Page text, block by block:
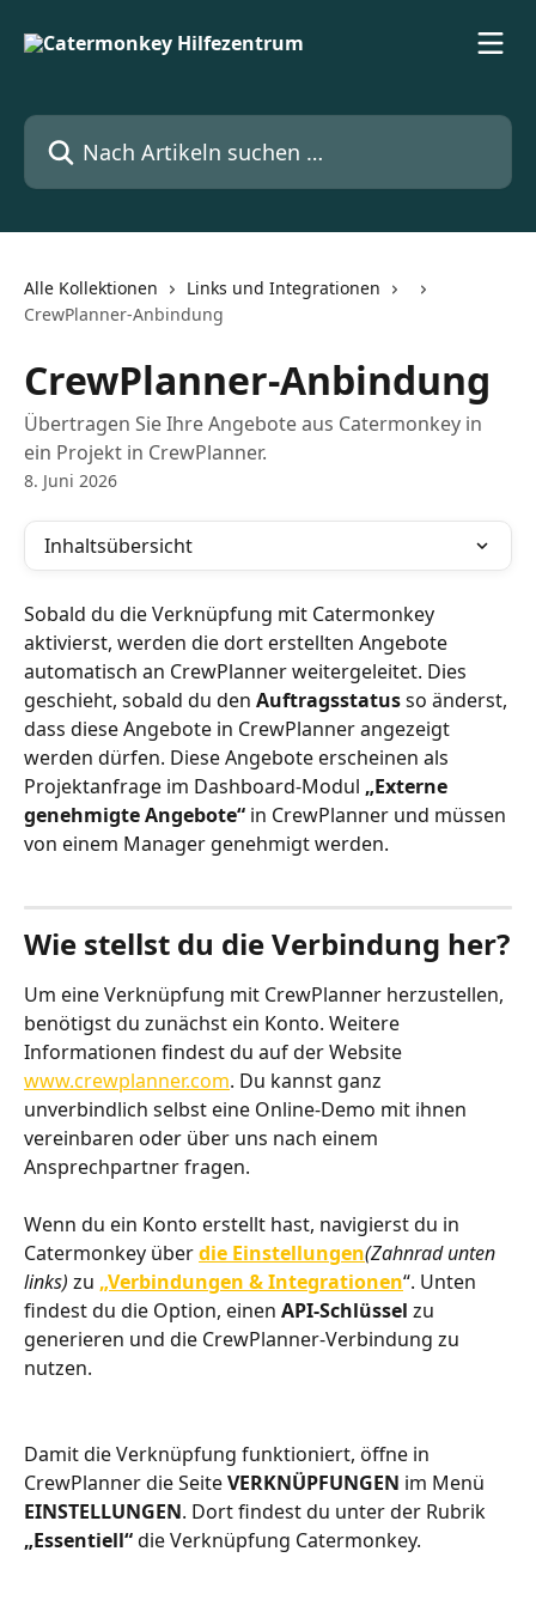
Nach Artikeln suchen …
Alle Kollektionen
Links und Integrationen
CrewPlanner-Anbindung
CrewPlanner-Anbindung
Übertragen Sie Ihre Angebote aus Catermonkey in
ein Projekt in CrewPlanner.
8. Juni 2026
Inhaltsübersicht
Sobald du die Verknüpfung mit Catermonkey
aktivierst, werden die dort erstellten Angebote
automatisch an CrewPlanner weitergeleitet. Dies
geschieht, sobald du den Auftragsstatus so änderst,
dass diese Angebote in CrewPlanner angezeigt
werden dürfen. Diese Angebote erscheinen als
Projektanfrage im Dashboard-Modul „Externe
genehmigte Angebote“ in CrewPlanner und müssen
von einem Manager genehmigt werden.
Wie stellst du die Verbindung her?
Um eine Verknüpfung mit CrewPlanner herzustellen,
benötigst du zunächst ein Konto. Weitere
Informationen findest du auf der Website
www.crewplanner.com. Du kannst ganz
unverbindlich selbst eine Online-Demo mit ihnen
vereinbaren oder über uns nach einem
Ansprechpartner fragen.
Wenn du ein Konto erstellt hast, navigierst du in
Catermonkey über die Einstellungen(Zahnrad unten
links) zu „Verbindungen & Integrationen“. Unten
findest du die Option, einen API-Schlüssel zu
generieren und die CrewPlanner-Verbindung zu
nutzen.
Damit die Verknüpfung funktioniert, öffne in
CrewPlanner die Seite VERKNÜPFUNGEN im Menü
EINSTELLUNGEN. Dort findest du unter der Rubrik
„Essentiell“ die Verknüpfung Catermonkey.